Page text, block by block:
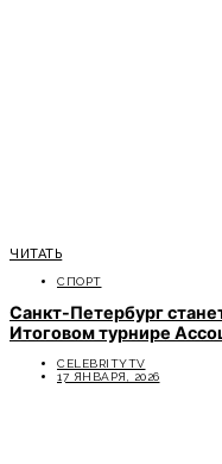
ЧИТАТЬ
СПОРТ
Санкт-Петербург
Итоговом турнире
CELEBRITYTV
17 ЯНВАРЯ, 2026